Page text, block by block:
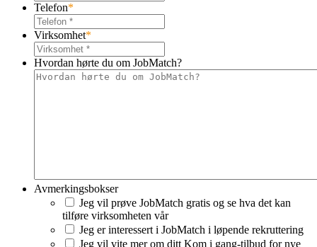
Telefon*
Virksomhet*
Hvordan hørte du om JobMatch?
Avmerkingsbokser
Jeg vil prøve JobMatch gratis og se hva det kan
tilføre virksomheten vår
Jeg er interessert i JobMatch i løpende rekruttering
Jeg vil vite mer om ditt Kom i gang-tilbud for nye